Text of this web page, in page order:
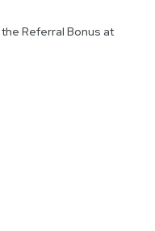
Referral Bonus at